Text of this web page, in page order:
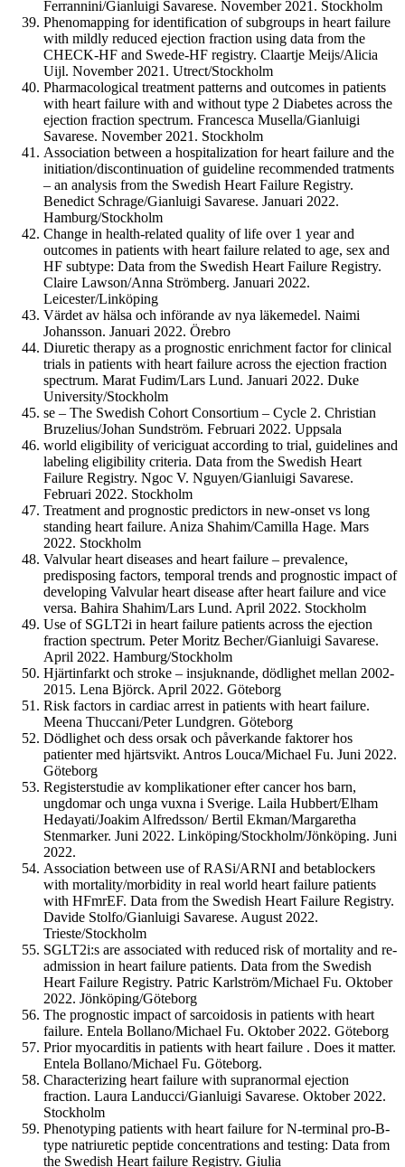
Ferrannini/Gianluigi Savarese. November 2021. Stockholm
Phenomapping for identification of subgroups in heart failure
with mildly reduced ejection fraction using data from the
CHECK-HF and Swede-HF registry. Claartje Meijs/Alicia
Uijl. November 2021. Utrect/Stockholm
Pharmacological treatment patterns and outcomes in patients
with heart failure with and without type 2 Diabetes across the
ejection fraction spectrum. Francesca Musella/Gianluigi
Savarese. November 2021. Stockholm
Association between a hospitalization for heart failure and the
initiation/discontinuation of guideline recommended tratments
– an analysis from the Swedish Heart Failure Registry.
Benedict Schrage/Gianluigi Savarese. Januari 2022.
Hamburg/Stockholm
Change in health-related quality of life over 1 year and
outcomes in patients with heart failure related to age, sex and
HF subtype: Data from the Swedish Heart Failure Registry.
Claire Lawson/Anna Strömberg. Januari 2022.
Leicester/Linköping
Värdet av hälsa och införande av nya läkemedel. Naimi
Johansson. Januari 2022. Örebro
Diuretic therapy as a prognostic enrichment factor for clinical
trials in patients with heart failure across the ejection fraction
spectrum. Marat Fudim/Lars Lund. Januari 2022. Duke
University/Stockholm
se – The Swedish Cohort Consortium – Cycle 2. Christian
Bruzelius/Johan Sundström. Februari 2022. Uppsala
world eligibility of vericiguat according to trial, guidelines and
labeling eligibility criteria. Data from the Swedish Heart
Failure Registry. Ngoc V. Nguyen/Gianluigi Savarese.
Februari 2022. Stockholm
Treatment and prognostic predictors in new-onset vs long
standing heart failure. Aniza Shahim/Camilla Hage. Mars
2022. Stockholm
Valvular heart diseases and heart failure – prevalence,
predisposing factors, temporal trends and prognostic impact of
developing Valvular heart disease after heart failure and vice
versa. Bahira Shahim/Lars Lund. April 2022. Stockholm
Use of SGLT2i in heart failure patients across the ejection
fraction spectrum. Peter Moritz Becher/Gianluigi Savarese.
April 2022. Hamburg/Stockholm
Hjärtinfarkt och stroke – insjuknande, dödlighet mellan 2002-
2015. Lena Björck. April 2022. Göteborg
Risk factors in cardiac arrest in patients with heart failure.
Meena Thuccani/Peter Lundgren. Göteborg
Dödlighet och dess orsak och påverkande faktorer hos
patienter med hjärtsvikt. Antros Louca/Michael Fu. Juni 2022.
Göteborg
Registerstudie av komplikationer efter cancer hos barn,
ungdomar och unga vuxna i Sverige. Laila Hubbert/Elham
Hedayati/Joakim Alfredsson/ Bertil Ekman/Margaretha
Stenmarker. Juni 2022. Linköping/Stockholm/Jönköping. Juni
2022.
Association between use of RASi/ARNI and betablockers
with mortality/morbidity in real world heart failure patients
with HFmrEF. Data from the Swedish Heart Failure Registry.
Davide Stolfo/Gianluigi Savarese. August 2022.
Trieste/Stockholm
SGLT2i:s are associated with reduced risk of mortality and re-
admission in heart failure patients. Data from the Swedish
Heart Failure Registry. Patric Karlström/Michael Fu. Oktober
2022. Jönköping/Göteborg
The prognostic impact of sarcoidosis in patients with heart
failure. Entela Bollano/Michael Fu. Oktober 2022. Göteborg
Prior myocarditis in patients with heart failure . Does it matter.
Entela Bollano/Michael Fu. Göteborg.
Characterizing heart failure with supranormal ejection
fraction. Laura Landucci/Gianluigi Savarese. Oktober 2022.
Stockholm
Phenotyping patients with heart failure for N-terminal pro-B-
type natriuretic peptide concentrations and testing: Data from
the Swedish Heart failure Registry. Giulia